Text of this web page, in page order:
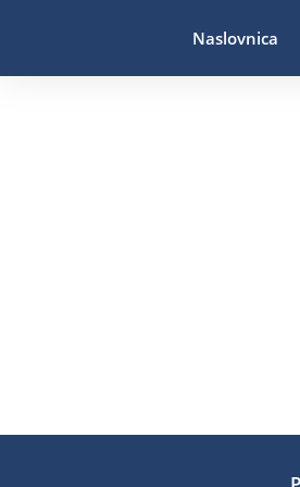
Naslovnica